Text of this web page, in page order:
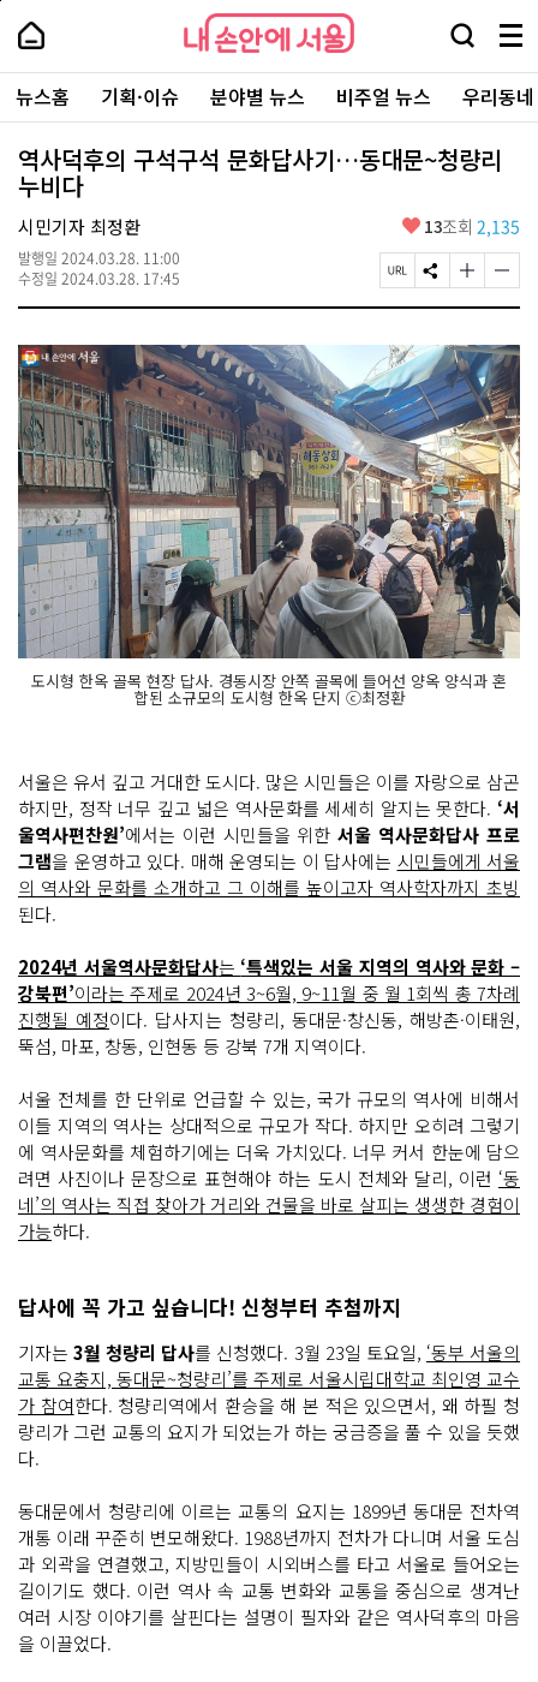
본
로
가
내
손
안
에
서
울
-
서
울
시
대
표
소
통
포
내
손
에
울
검
창
열
기
메
뉴
전
체
보
주
요
서
뉴스홈 기획·이슈 분야별 뉴스 비주얼 뉴스 우리동
역사덕후의 구석구석 문화답사기…동대문~청량리
누비다
시민기자 최정환
발행일 2024.03.28. 11:00
수정일 2024.03.28. 17:45
좋
요
13조회 2,135
페
이
U
R
L
복
사
S
N
공
유
하
기
글
자
기
크
게
변
경
하
기
글
자
기
작
게
변
경
하
기
도시형 한옥 골목 현장 답사. 경동시장 안쪽 골목에 들어선 양옥 양식과 혼
합된 소규모의 도시형 한옥 단지 ⓒ최정환
서울은 유서 깊고 거대한 도시다. 많은 시민들은 이를 자랑으로 삼곤
하지만, 정작 너무 깊고 넓은 역사문화를 세세히 알지는 못한다. ‘서
울역사편찬원’에서는 이런 시민들을 위한서울 역사문화답사 프로
그램을 운영하고 있다. 매해 운영되는 이 답사에는 시민들에게 서울
의 역사와 문화를 소개하고 그 이해를 높이고자 역사학자까지 초빙
된다.
2024년 서울역사문화답사는 ‘특색있는 서울 지역의 역사와 문화 –
강북편’이라는 주제로 2024년 3~6월, 9~11월 중 월 1회씩 총 7차례
진행될 예정이다. 답사지는 청량리, 동대문·창신동, 해방촌·이태원,
뚝섬, 마포, 창동, 인현동 등 강북 7개 지역이다.
서울 전체를 한 단위로 언급할 수 있는, 국가 규모의 역사에 비해서
이들 지역의 역사는 상대적으로 규모가 작다. 하지만 오히려 그렇기
에 역사문화를 체험하기에는 더욱 가치있다. 너무 커서 한눈에 담으
려면 사진이나 문장으로 표현해야 하는 도시 전체와 달리, 이런 ‘동
네’의 역사는 직접 찾아가 거리와 건물을 바로 살피는 생생한 경험이
가능하다.
답사에 꼭 가고 싶습니다! 신청부터 추첨까지
기자는3월 청량리 답사를 신청했다. 3월 23일 토요일, ‘동부 서울의
교통 요충지, 동대문~청량리’를 주제로 서울시립대학교 최인영 교수
가 참여한다. 청량리역에서 환승을 해 본 적은 있으면서, 왜 하필 청
량리가 그런 교통의 요지가 되었는가 하는 궁금증을 풀 수 있을 듯했
다.
동대문에서 청량리에 이르는 교통의 요지는 1899년 동대문 전차역
개통 이래 꾸준히 변모해왔다. 1988년까지 전차가 다니며 서울 도심
과 외곽을 연결했고, 지방민들이 시외버스를 타고 서울로 들어오는
길이기도 했다. 이런 역사 속 교통 변화와 교통을 중심으로 생겨난
여러 시장 이야기를 살핀다는 설명이 필자와 같은 역사덕후의 마음
을 이끌었다.
페
상
단
로